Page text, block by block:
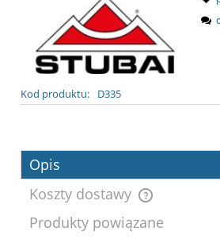
Kod produktu: D335
Opis
Koszty dostawy
Cena nie
Produkty powiązane